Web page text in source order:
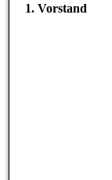
1. Vorstand